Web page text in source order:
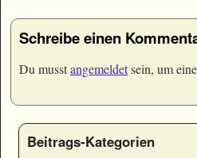
Schreibe einen
Du musstangemeldetsein, um
Beitrags-Kategorien